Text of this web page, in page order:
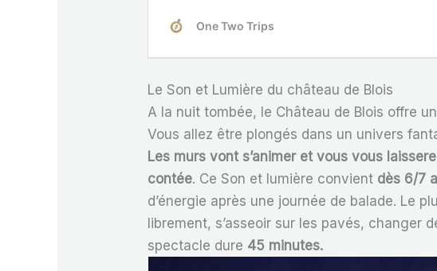
Le Son et Lumière du château de Blois
A la nuit tombée, le Château de Blois offre
Vous allez être plongés dans un univers
Les murs vont s’animer et vous vous
contée. Ce Son et lumière convient dès 6/7
d’énergie après une journée de balade. Le
librement, s’asseoir sur les pavés, changer
spectacle dure 45 minutes.